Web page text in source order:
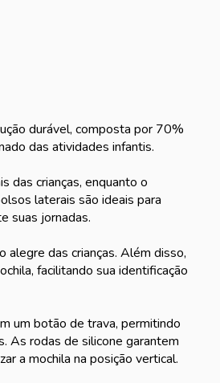
durável, composta por 70%
das atividades infantis.
das crianças, enquanto o
laterais são ideais para
suas jornadas.
alegre das crianças. Além disso,
facilitando sua identificação
um botão de trava, permitindo
As rodas de silicone garantem
a mochila na posição vertical.